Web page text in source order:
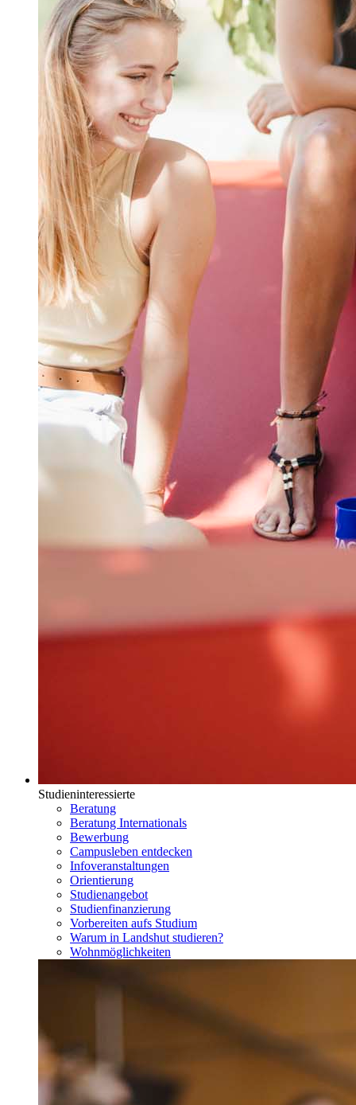
Studieninteressierte
Beratung
Beratung Internationals
Bewerbung
Campusleben entdecken
Infoveranstaltungen
Orientierung
Studienangebot
Studienfinanzierung
Vorbereiten aufs Studium
Warum in Landshut studieren?
Wohnmöglichkeiten